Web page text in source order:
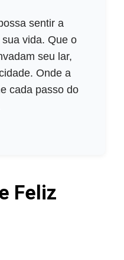
sentir a
vida. Que o
seu lar,
Onde a
cada passo do
Feliz